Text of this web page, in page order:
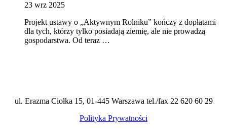
23 wrz 2025
Projekt ustawy o „Aktywnym Rolniku” kończy z dopłatami
dla tych, którzy tylko posiadają ziemię, ale nie prowadzą
gospodarstwa. Od teraz …
ul. Erazma Ciołka 15, 01-445 Warszawa tel./fax 22 620 60 29
Polityka Prywatności